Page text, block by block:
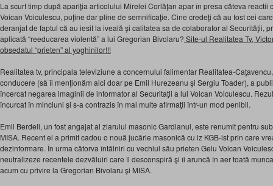
La scurt timp după apariţia articolului Mirelei Corlăţan apar în presa câteva reactii
Voican Voiculescu, puţine dar pline de semnificaţie. Cine credeţi că au fost cei
deranjat de faptul că au iesit la iveală şi calitatea sa de colaborator al Securităţii,
aplicată “reeducarea violentă” a lui Gregorian Bivolaru? Site-ul Realitatea Tv,
obsedatul “prieten” al yoghinilor!!!
Realitatea tv, principala televiziune a concernului falimentar Realitatea-
conducere (să îi menţionăm aici doar pe Emil Hurezeanu şi Sergiu Toader), a
încercat negarea imaginii de informator al Securitaţii a lui Voican Voiculescu.
încurcat în minciuni şi s-a contrazis în mai multe afirmaţii într-un mod penibil.
Emil Berdeli, un fost angajat al ziarului masonic Gardianul, este renumit pentru
MISA. Recent el a primit cadou o nouă jucărie masonică cu iz KGB-ist prin care
dezinformare. În urma câtorva întâlniri cu vechiul său prieten Gelu Voican
neutralizeze recentele dezvăluiri care îl desconspiră şi îi aruncă în aer toată
acum cu privire la Gregorian Bivolaru şi MISA.